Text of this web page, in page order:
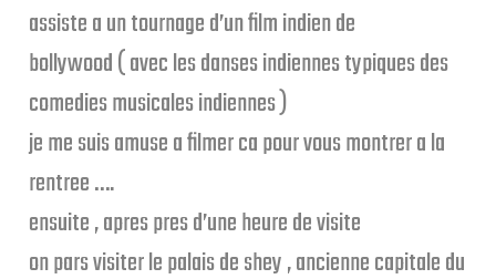
assiste a un tournage d’un film indien de
bollywood ( avec les danses indiennes typiques des
comedies musicales indiennes )
je me suis amuse a filmer ca pour vous montrer a la
rentree ….
ensuite , apres pres d’une heure de visite
on pars visiter le palais de shey , ancienne capitale du